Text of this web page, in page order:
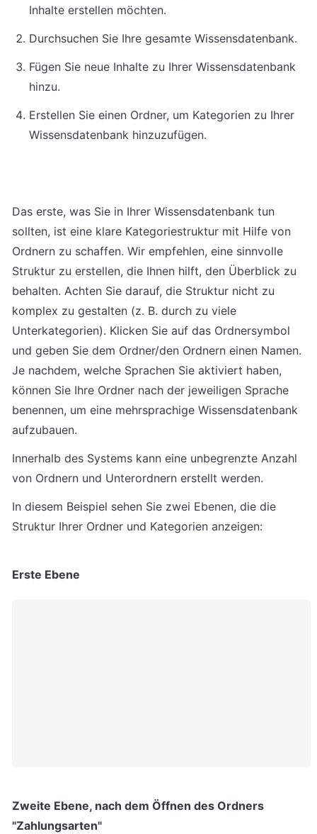
Inhalte erstellen möchten.
Durchsuchen Sie Ihre gesamte Wissensdatenbank.
Fügen Sie neue Inhalte zu Ihrer Wissensdatenbank
hinzu.
Erstellen Sie einen Ordner, um Kategorien zu Ihrer
Wissensdatenbank hinzuzufügen.
Das erste, was Sie in Ihrer Wissensdatenbank tun
sollten, ist eine klare Kategoriestruktur mit Hilfe von
Ordnern zu schaffen. Wir empfehlen, eine sinnvolle
Struktur zu erstellen, die Ihnen hilft, den Überblick zu
behalten. Achten Sie darauf, die Struktur nicht zu
komplex zu gestalten (z. B. durch zu viele
Unterkategorien). Klicken Sie auf das Ordnersymbol
und geben Sie dem Ordner/den Ordnern einen Namen.
Je nachdem, welche Sprachen Sie aktiviert haben,
können Sie Ihre Ordner nach der jeweiligen Sprache
benennen, um eine mehrsprachige Wissensdatenbank
aufzubauen.
Innerhalb des Systems kann eine unbegrenzte Anzahl
von Ordnern und Unterordnern erstellt werden.
In diesem Beispiel sehen Sie zwei Ebenen, die die
Struktur Ihrer Ordner und Kategorien anzeigen:
Erste Ebene
Zweite Ebene, nach dem Öffnen des Ordners
"Zahlungsarten"